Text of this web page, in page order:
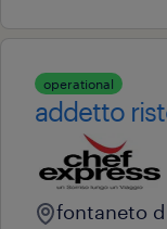
operational
addetto
fontaneto